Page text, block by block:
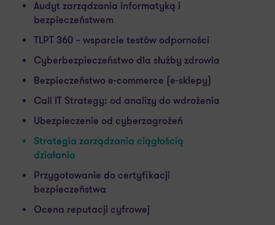
Audyt zarządzania informatyką i
bezpieczeństwem
TLPT 360 – wsparcie testów odporności
Cyberbezpieczeństwo dla służby zdrowia
Bezpieczeństwo e-commerce (e-sklepy)
Call IT Strategy: od analizy do wdrożenia
Ubezpieczenie od cyberzagrożeń
Strategia zarządzania ciągłością
działania
Przygotowanie do certyfikacji
bezpieczeństwa
Ocena reputacji cyfrowej